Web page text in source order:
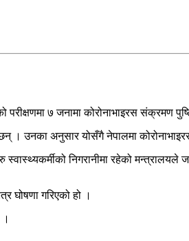
७ जनामा कोरोनाभाइरस संक्रमण
। उनका अनुसार योसँगै नेपालमा
निगरानीमा रहेको
घोषणा गरिएको हो ।
।